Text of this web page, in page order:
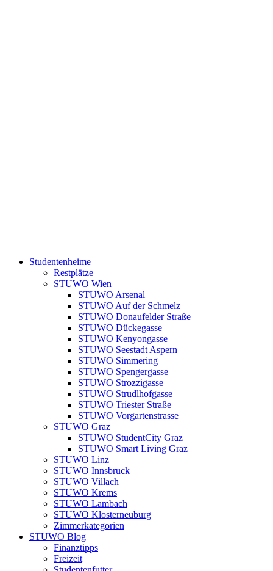
Studentenheime
Restplätze
STUWO Wien
STUWO Arsenal
STUWO Auf der Schmelz
STUWO Donaufelder Straße
STUWO Dückegasse
STUWO Kenyongasse
STUWO Seestadt Aspern
STUWO Simmering
STUWO Spengergasse
STUWO Strozzigasse
STUWO Strudlhofgasse
STUWO Triester Straße
STUWO Vorgartenstrasse
STUWO Graz
STUWO StudentCity Graz
STUWO Smart Living Graz
STUWO Linz
STUWO Innsbruck
STUWO Villach
STUWO Krems
STUWO Lambach
STUWO Klosterneuburg
Zimmerkategorien
STUWO Blog
Finanztipps
Freizeit